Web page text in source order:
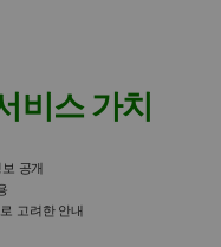
비스 가치
공개
고려한 안내